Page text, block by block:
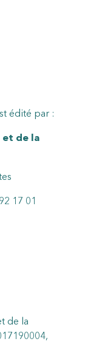
édité par :
et de la
17 01
de la